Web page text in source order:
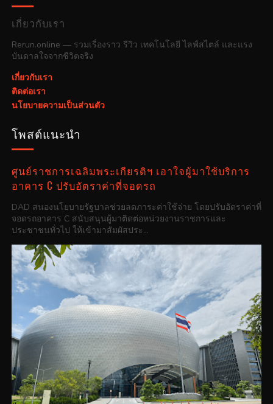
เกี่ยวกับเรา
Rerun.online — รวมเรื่องราว รีวิว เทคโนโลยี ไลฟ์สไตล์ และแรง
บันดาลใจจากชีวิตจริง
เกี่ยวกับเรา
ติดต่อเรา
นโยบายความเป็นส่วนตัว
โพสต์แนะนำ
ศูนย์ราชการเฉลิมพระเกียรติฯ เอาใจผู้มาใช้บริการ
อาคาร C ปรับอัตราค่าที่จอดรถ
DAD สนองนโยบายรัฐบาลช่วยลดภาระค่าใช้จ่าย โดยปรับอัตราค่าที่
จอดรถอาคาร C สนับสนุนผู้มาติดต่อหน่วยงานราชการและ
ประชาชนทั่วไป ให้เข้ามาสัมผัสประ...